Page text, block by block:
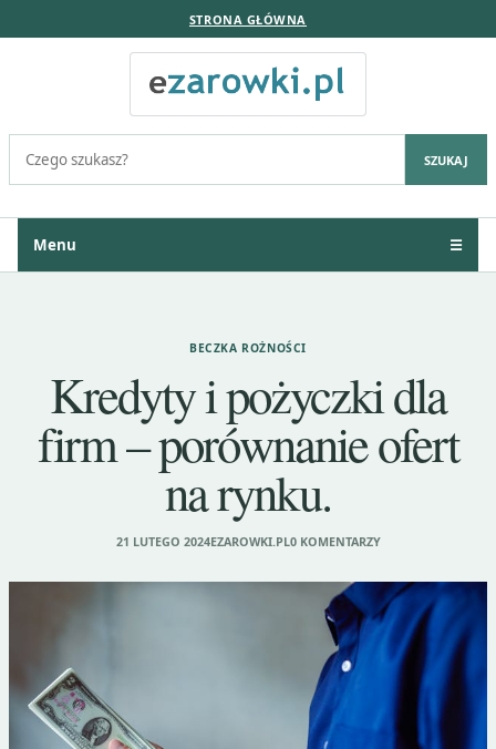
STRONA GŁÓWNA
SZUKAJ
Menu ☰
BECZKA ROŻNOŚCI
Kredyty i pożyczki dla
firm – porównanie ofert
na rynku.
21 LUTEGO 2024EZAROWKI.PL0 KOMENTARZY